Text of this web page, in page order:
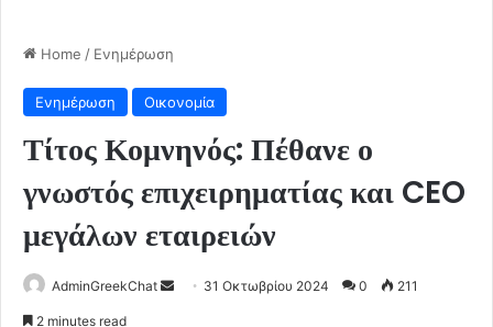
Home / Ενημέρωση
Ενημέρωση Οικονομία
Τίτος Κομνηνός: Πέθανε ο
γνωστός επιχειρηματίας και CEO
μεγάλων εταιρειών
AdminGreekChat
Send 31 Οκτωβρίου 2024 0 211
2 minutes read